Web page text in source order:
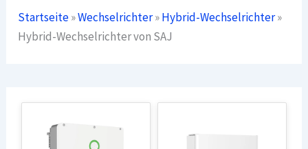
Startseite»Wechselrichter»Hybrid-Wechselrichter»
Hybrid-Wechselrichter von SAJ